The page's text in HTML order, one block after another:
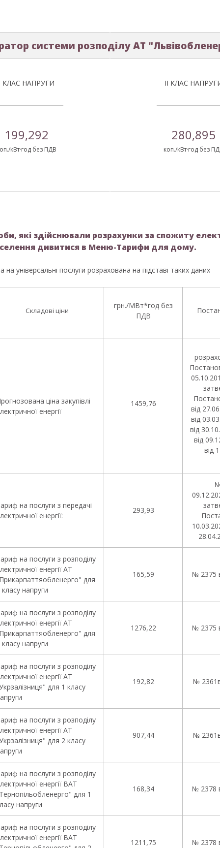
системи розподілу АТ
КЛАС НАПРУГИ
199,292
кВт·год без ПДВ
ІІ КЛАС
280,895
коп./кВт·год без
які здійснювали розрахунки за спожиту
дивитися в Меню-Тарифи для дому.
на універсальні послуги розрахована на підставі таких даних
Складові ціни
грн./МВт*год без
ПДВ
ціна закупівлі
енергії
1459,76
від
від
від
від
від
на послуги з передачі
енергії:
293,93
№
на послуги з розподілу
енергії АТ
для
класу напруги
165,59 № 2375
на послуги з розподілу
енергії АТ
для
класу напруги
1276,22 № 2375
на послуги з розподілу
енергії АТ
для 1 класу
192,82 №
на послуги з розподілу
енергії АТ
для 2 класу
907,44 №
на послуги з розподілу
енергії ВАТ
для 1
напруги
168,34 № 2378
на послуги з розподілу
енергії ВАТ
1211,75 № 2378